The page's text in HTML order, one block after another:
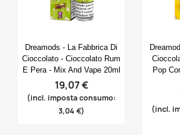
Aggiungi alla lista dei
add_circle_outline Create new list
Nome lista dei desideri
Annulla Crea
((confirmMessage))
Devi avere effettuato l'accesso per
prodotti nella tua lista dei desideri.
Annulla
Anteprima
Dreamods - La Fabbrica Di
Cioccolato - Cioccolato Rum
E Pera - Mix And Vape 20ml
19,07 €
(incl. imposta consumo:
3,04 €)

Pop
(incl.